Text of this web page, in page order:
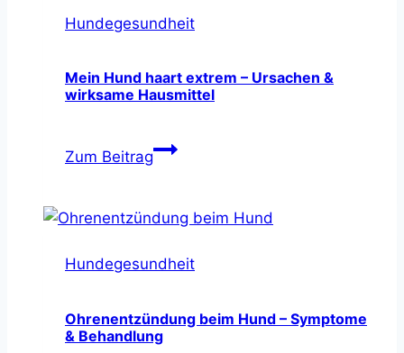
Lebenserwartung
Hundegesundheit
Mein Hund haart extrem – Ursachen &
wirksame Hausmittel
Zum BeitragMein
extrem
Ursachen
wirksame
Hausmittel
Hundegesundheit
Ohrenentzündung beim Hund – Symptome
& Behandlung